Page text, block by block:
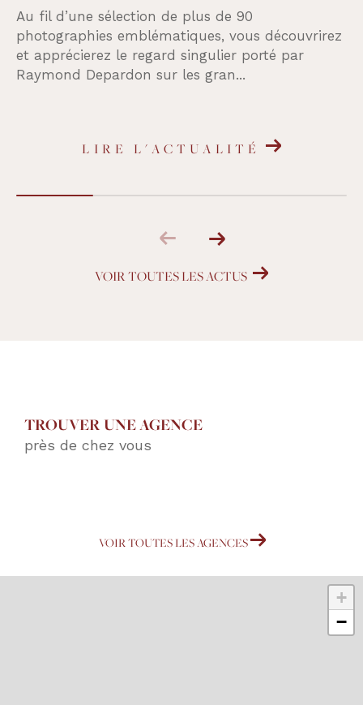
Au fil d’une sélection de plus de 90
photographies emblématiques, vous découvrirez
et apprécierez le regard singulier porté par
Raymond Depardon sur les gran...
LIRE L'ACTUALITÉ
VOIR TOUTES LES ACTUS
TROUVER UNE AGENCE
près de chez vous
VOIR TOUTES LES AGENCES
+
−